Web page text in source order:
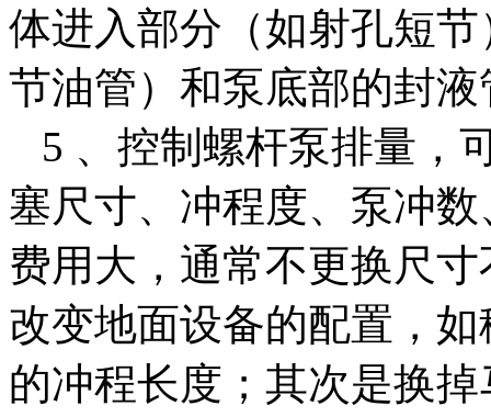
体进入部分（如射孔短
节油管）和泵底部的封
5 、控制螺杆泵排量，
塞尺寸、冲程度、泵冲
费用大，通常不更换尺
改变地面设备的配置，
的冲程长度；其次是换